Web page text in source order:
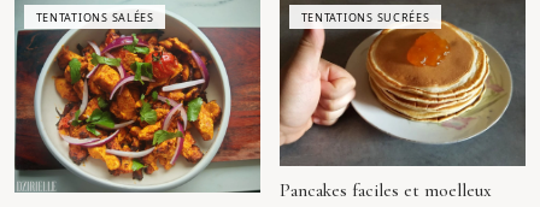
TENTATIONS SALÉES TENTATIONS SUCRÉES
Pancakes faciles et moelleux